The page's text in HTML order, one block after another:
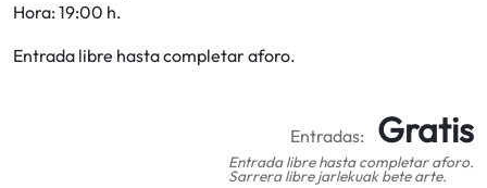
Hora: 19:00 h.
Entrada libre hasta completar aforo.
Entradas: Gratis
Entrada libre hasta completar aforo.
Sarrera libre jarlekuak bete arte.